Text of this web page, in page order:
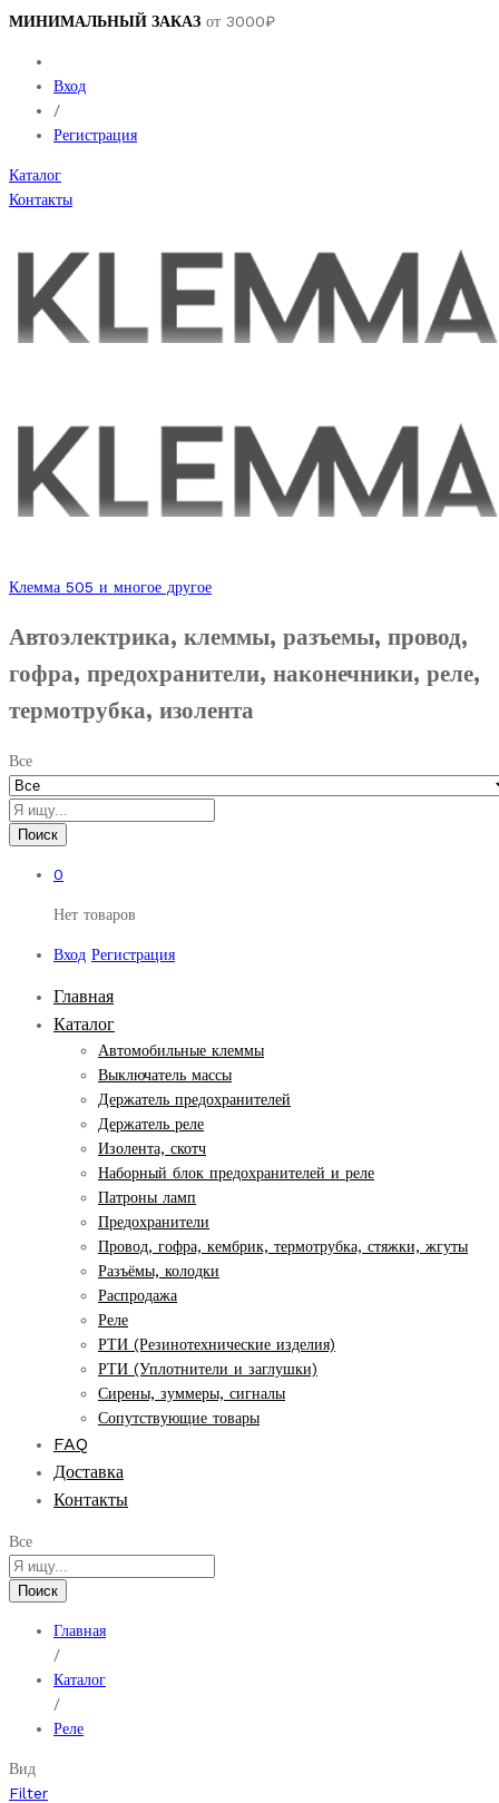
МИНИМАЛЬНЫЙ ЗАКАЗ от 3000₽
Вход
/
Регистрация
Каталог
Контакты
Клемма 505 и многое другое
Автоэлектрика, клеммы, разъемы, провод,
гофра, предохранители, наконечники, реле,
термотрубка, изолента
Все
Поиск
0
Нет товаров
Вход Регистрация
Главная
Каталог
Автомобильные клеммы
Выключатель массы
Держатель предохранителей
Держатель реле
Изолента, скотч
Наборный блок предохранителей и реле
Патроны ламп
Предохранители
Провод, гофра, кембрик, термотрубка, стяжки, жгуты
Разъёмы, колодки
Распродажа
Реле
РТИ (Резинотехнические изделия)
РТИ (Уплотнители и заглушки)
Сирены, зуммеры, сигналы
Сопутствующие товары
FAQ
Доставка
Контакты
Все
Поиск
Главная
/
Каталог
/
Реле
Вид
Filter